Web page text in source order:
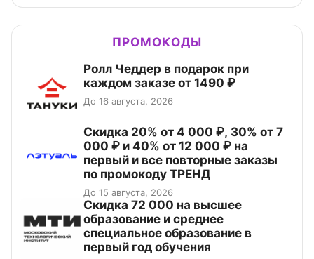
ПРОМОКОДЫ
Ролл Чеддер в подарок при
каждом заказе от 1490 ₽
До 16 августа, 2026
Скидка 20% от 4 000 ₽, 30% от 7
000 ₽ и 40% от 12 000 ₽ на
первый и все повторные заказы
по промокоду ТРЕНД
До 15 августа, 2026
Скидка 72 000 на высшее
образование и среднее
специальное образование в
первый год обучения